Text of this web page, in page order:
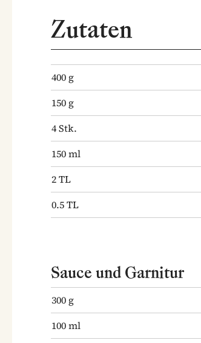
Zutaten
400 g
150 g
4Stk.
150ml
2TL
0.5TL
Sauce und Garnitur
300 g
100ml